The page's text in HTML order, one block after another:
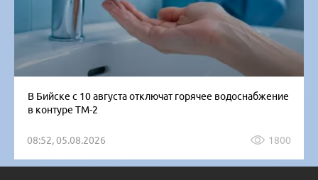
В Бийске с 10 августа отключат горячее водоснабжение
в контуре ТМ-2
08:52, 05.08.2026 1800